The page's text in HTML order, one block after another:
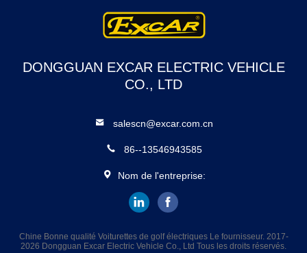
DONGGUAN EXCAR ELECTRIC VEHICLE
CO., LTD
salescn@excar.com.cn
86--13546943585
Nom de l'entreprise:
Chine Bonne qualité Voiturettes de golf électriques Le fournisseur. 2017-
2026 Dongguan Excar Electric Vehicle Co., Ltd Tous les droits réservés.